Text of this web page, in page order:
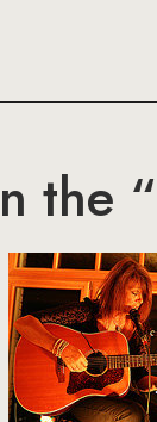
the